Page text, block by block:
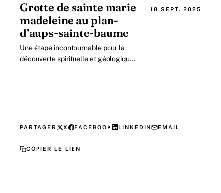
Baume.
Grotte de sainte marie
madeleine au plan-
d’aups-sainte-baume
Une étape incontournable pour la
découverte spirituelle et géologique
18 SEPT. 2025
PARTAGER X FACEBOOK LINKEDIN EMAIL
COPIER LE LIEN